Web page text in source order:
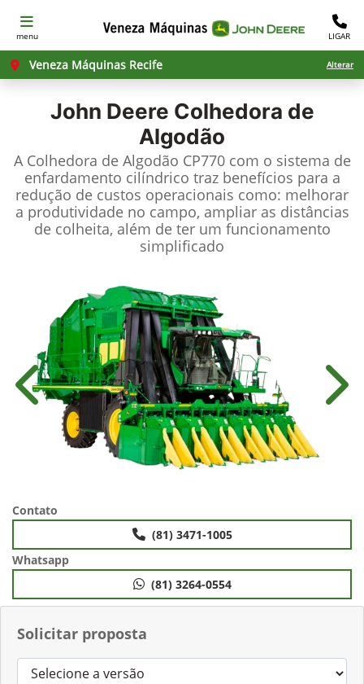
menu LIGAR
Veneza Máquinas Recife Alterar
John Deere Colhedora de
Algodão
A Colhedora de Algodão CP770 com o sistema de
enfardamento cilíndrico traz benefícios para a
redução de custos operacionais como: melhorar
a produtividade no campo, ampliar as distâncias
de colheita, além de ter um funcionamento
simplificado
Solicitar proposta
Anterior
Contato
(81) 3471-1005
Whatsapp
(81) 3264-0554